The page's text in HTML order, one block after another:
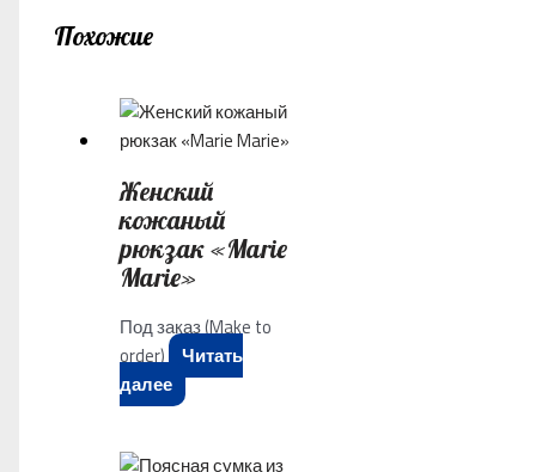
Похожие
Женский
кожаный
рюкзак «Marie
Marie»
Под заказ (Make to
order) Читать
далее